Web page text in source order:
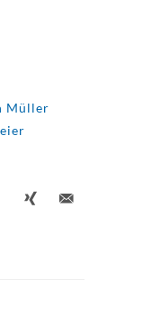
Müller